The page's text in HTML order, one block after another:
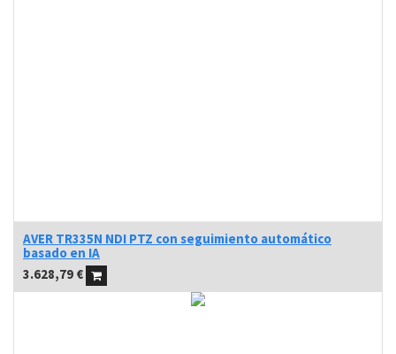
AVER TR335N NDI PTZ con seguimiento automático
basado en IA
3.628,79 €